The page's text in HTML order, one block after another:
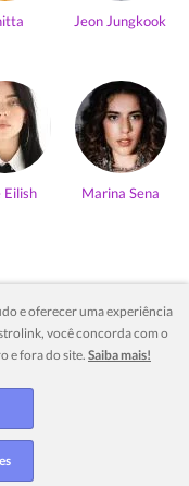
Jeon Jungkook
Eilish Marina Sena
e oferecer uma experiência
você concorda com o
e fora do site.Saiba mais!